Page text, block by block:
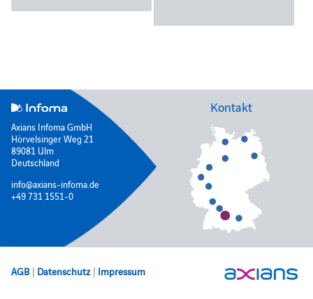
Axians Infoma GmbH
Hörvelsinger Weg 21
89081 Ulm
Deutschland
info@axians-infoma.de
+49 731 1551-0
Kontakt
AGB | Datenschutz | Impressum